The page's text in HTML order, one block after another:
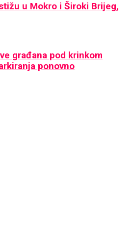
u Mokro i Široki Brijeg,
građana pod krinkom
ponovno